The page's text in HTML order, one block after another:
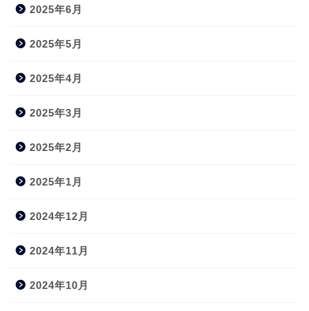
2025年6月
2025年5月
2025年4月
2025年3月
2025年2月
2025年1月
2024年12月
2024年11月
2024年10月